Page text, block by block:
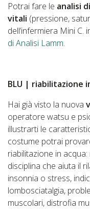
Potrai fare le analisi
vitali (pressione,
dell’infermiera Mini
di Analisi Lamm.
BLU | riabilitazione
Hai già visto la nuova
operatore watsu e
illustrarti le
costume potrai
riabilitazione in acqua:
disciplina che aiuta il
insonnia o stress,
lombosciatalgia,
muscolari, distrofia